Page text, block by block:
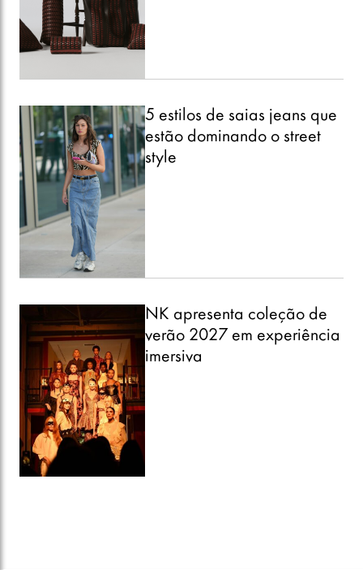
5 estilos de saias jeans que
estão dominando o street
style
NK apresenta coleção de
verão 2027 em experiência
imersiva